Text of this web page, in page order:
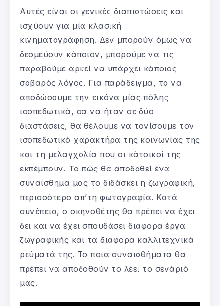
Αυτές είναι οι γενικές διαπιστώσεις και
ισχύουν για μία κλασική
κινηματογράφηση. Δεν μπορούν όμως να
δεσμεύουν κάποιον, μπορούμε να τις
παραβούμε αρκεί να υπάρχει κάποιος
σοβαρός λόγος. Για παράδειγμα, το να
αποδώσουμε την εικόνα μίας πόλης
ισοπεδωτικά, σα να ήταν σε δύο
διαστάσεις, θα θέλουμε να τονίσουμε τον
ισοπεδωτικό χαρακτήρα της κοινωνίας της
και τη μελαγχολία που οι κάτοικοί της
εκπέμπουν. Το πώς θα αποδοθεί ένα
συναίσθημα μας το διδάσκει η ζωγραφική,
περισσότερο απ’τη φωτογραφία. Κατά
συνέπεια, ο σκηνοθέτης θα πρέπει να έχει
δει και να έχει σπουδάσει διάφορα έργα
ζωγραφικής και τα διάφορα καλλιτεχνικά
ρεύματά της. Το ποια συναισθήματα θα
πρέπει να αποδοθούν το λέει το σενάριό
μας.